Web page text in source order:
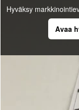
Hyväksy
Avaa